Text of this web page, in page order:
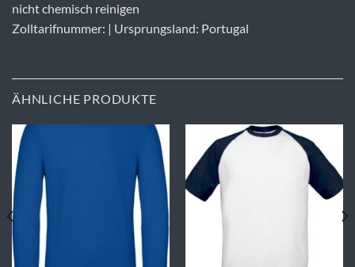
nicht chemisch reinigen
Zolltarifnummer: | Ursprungsland: Portugal
ÄHNLICHE PRODUKTE